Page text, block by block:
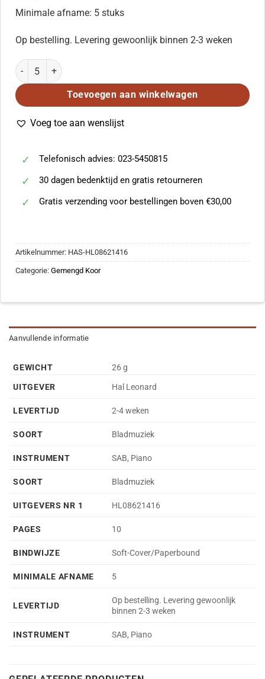
Minimale afname: 5 stuks
Op bestelling. Levering gewoonlijk binnen 2-3 weken
It Might As Well Be Spring (State Fair) - SAB aantal
Toevoegen aan winkelwagen
Voeg toe aan wenslijst
Telefonisch advies: 023-5450815
30 dagen bedenktijd en gratis retourneren
Gratis verzending voor bestellingen boven €30,00
Artikelnummer: HAS-HL08621416
Categorie: Gemengd Koor
Aanvullende informatie
GEWICHT
26 g
UITGEVER
Hal Leonard
LEVERTIJD 2-4 weken
SOORT Bladmuziek
INSTRUMENT SAB, Piano
SOORT Bladmuziek
UITGEVERS NR 1 HL08621416
PAGES 10
BINDWIJZE Soft-Cover/Paperbound
MINIMALE AFNAME 5
LEVERTIJD
Op bestelling. Levering gewoonlijk
binnen 2-3 weken
INSTRUMENT SAB, Piano